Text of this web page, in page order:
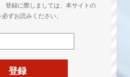
登録に際しましては、本サイトの
必ずお読みください。